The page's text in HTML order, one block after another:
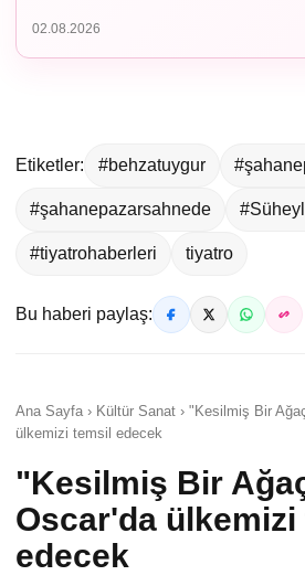
02.08.2026
Etiketler: #behzatuygur
#şahanepazarsahnede
#tiyatrohaberleri tiyatro
Bu haberi paylaş:
Ana Sayfa › Kültür Sanat › "Kesilmiş Bir
ülkemizi temsil edecek
"Kesilmiş Bir
Oscar'da
edecek